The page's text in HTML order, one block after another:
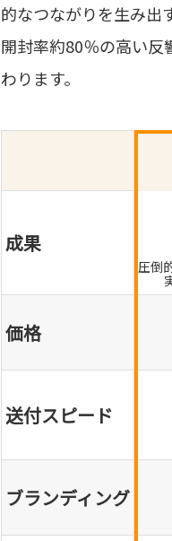
的なつながりを生み出
開封率約80％の高い反
わります。
成果
圧倒
価格
送付スピード
ブランディング